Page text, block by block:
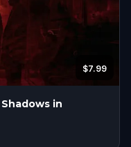
$7.99
in